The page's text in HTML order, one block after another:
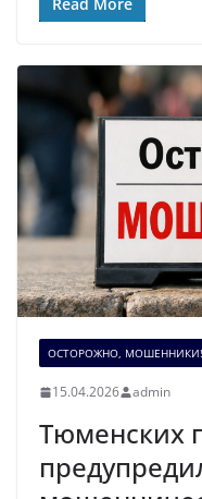
ОСТОРОЖНО, МОШЕННИКИ!
15.04.2026 admin
Тюменских